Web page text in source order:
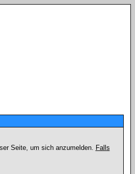
Seite, um sich anzumelden. Falls